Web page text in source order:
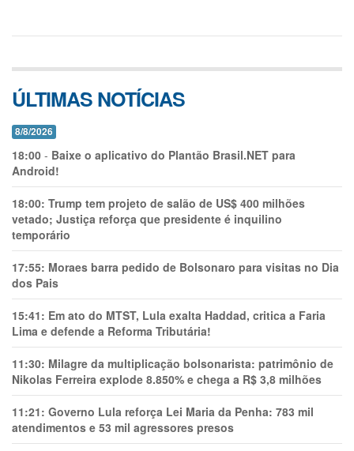
ÚLTIMAS NOTÍCIAS
8/8/2026
18:00 - Baixe o aplicativo do Plantão Brasil.NET para
Android!
18:00: Trump tem projeto de salão de US$ 400 milhões
vetado; Justiça reforça que presidente é inquilino
temporário
17:55: Moraes barra pedido de Bolsonaro para visitas no Dia
dos Pais
15:41: Em ato do MTST, Lula exalta Haddad, critica a Faria
Lima e defende a Reforma Tributária!
11:30: Milagre da multiplicação bolsonarista: patrimônio de
Nikolas Ferreira explode 8.850% e chega a R$ 3,8 milhões
11:21: Governo Lula reforça Lei Maria da Penha: 783 mil
atendimentos e 53 mil agressores presos